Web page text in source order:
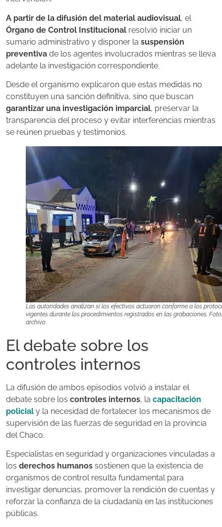
A partir de la difusión del material audiovisual, el
Órgano de Control Institucional resolvió iniciar un
sumario administrativo y disponer la suspensión
preventiva de los agentes involucrados mientras se lleva
adelante la investigación correspondiente.
Desde el organismo explicaron que estas medidas no
constituyen una sanción definitiva, sino que buscan
garantizar una investigación imparcial, preservar la
transparencia del proceso y evitar interferencias mientras
se reúnen pruebas y testimonios.
Las autoridades analizan si los efectivos actuaron conforme a los
vigentes durante los procedimientos registrados en las grabaciones. Foto:
archivo
El debate sobre los
controles internos
La difusión de ambos episodios volvió a instalar el
debate sobre los controles internos, la capacitación
policial y la necesidad de fortalecer los mecanismos de
supervisión de las fuerzas de seguridad en la provincia
del Chaco.
Especialistas en seguridad y organizaciones vinculadas a
los derechos humanos sostienen que la existencia de
organismos de control resulta fundamental para
investigar denuncias, promover la rendición de cuentas y
reforzar la confianza de la ciudadanía en las instituciones
públicas.